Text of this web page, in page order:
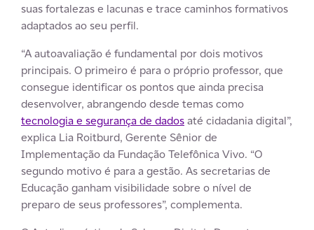
suas fortalezas e lacunas e trace caminhos formativos
adaptados ao seu perfil.
“A autoavaliação é fundamental por dois motivos
principais. O primeiro é para o próprio professor, que
consegue identificar os pontos que ainda precisa
desenvolver, abrangendo desde temas como
tecnologia e segurança de dadosaté cidadania digital”,
explica Lia Roitburd, Gerente Sênior de
Implementação da Fundação Telefônica Vivo. “O
segundo motivo é para a gestão. As secretarias de
Educação ganham visibilidade sobre o nível de
preparo de seus professores”, complementa.